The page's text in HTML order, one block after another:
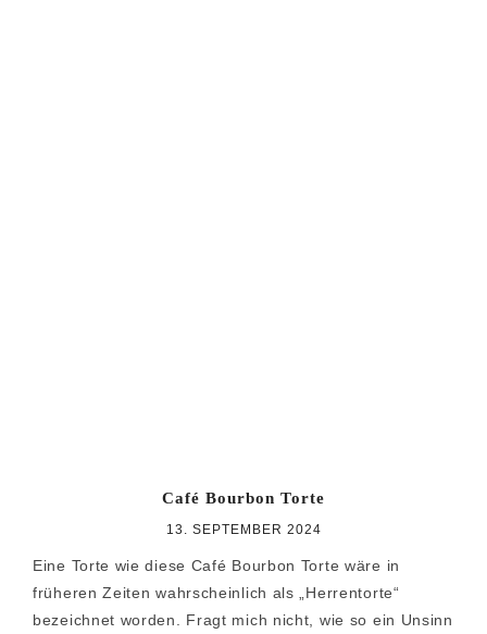
Café Bourbon Torte
13. SEPTEMBER 2024
Eine Torte wie diese Café Bourbon Torte wäre in
früheren Zeiten wahrscheinlich als „Herrentorte“
bezeichnet worden. Fragt mich nicht, wie so ein Unsinn